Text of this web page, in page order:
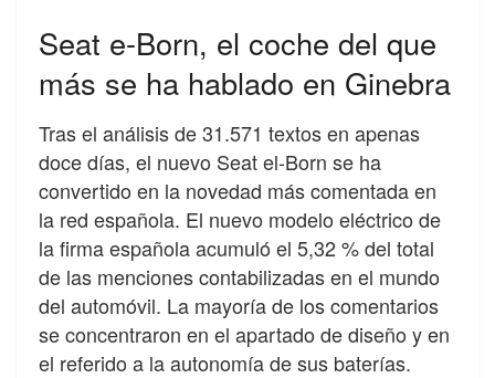
Seat e-Born, el coche del que
más se ha hablado en Ginebra
Tras el análisis de 31.571 textos en apenas
doce días, el nuevo Seat el-Born se ha
convertido en la novedad más comentada en
la red española. El nuevo modelo eléctrico de
la firma española acumuló el 5,32 % del total
de las menciones contabilizadas en el mundo
del automóvil. La mayoría de los comentarios
se concentraron en el apartado de diseño y en
el referido a la autonomía de sus baterías.